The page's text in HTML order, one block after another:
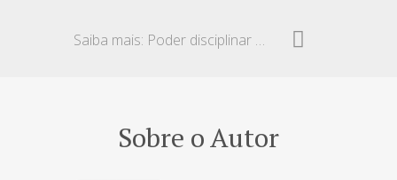
Saiba mais: Poder disciplinar extrapolado – Danos morais
Sobre o Autor